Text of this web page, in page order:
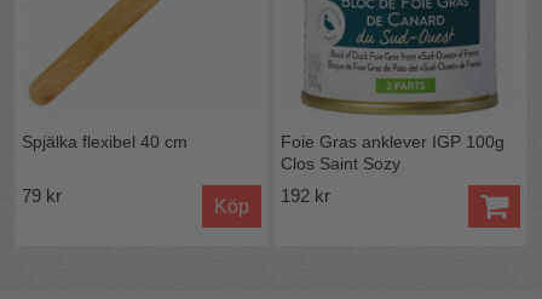
Spjälka flexibel 40 cm
79 kr
Köp
Foie Gras anklever IGP 100g
Clos Saint Sozy
192 kr